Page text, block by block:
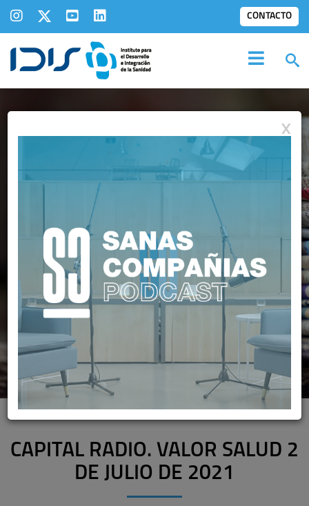
CONTACTO
IDIS EN LOSMEDIOS
CAPITAL RADIO. VALOR SALUD 2
DE JULIO DE 2021
X